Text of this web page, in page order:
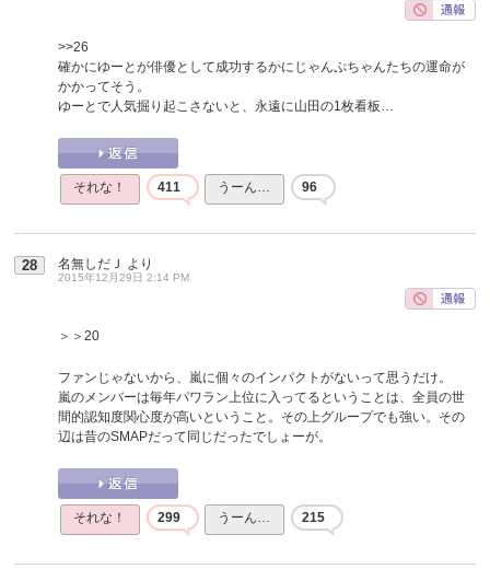
>>26
確かにゆーとが俳優として成功するかにじゃんぷちゃんたちの運命が
かかってそう。
ゆーとで人気掘り起こさないと、永遠に山田の1枚看板…
それな！ 411 うーん… 96
28 名無しだＪ より
2015年12月29日 2:14 PM
＞＞20
ファンじゃないから、嵐に個々のインパクトがないって思うだけ。
嵐のメンバーは毎年パワラン上位に入ってるということは、全員の世
間的認知度関心度が高いということ。その上グループでも強い。その
辺は昔のSMAPだって同じだったでしょーが。
それな！ 299 うーん… 215